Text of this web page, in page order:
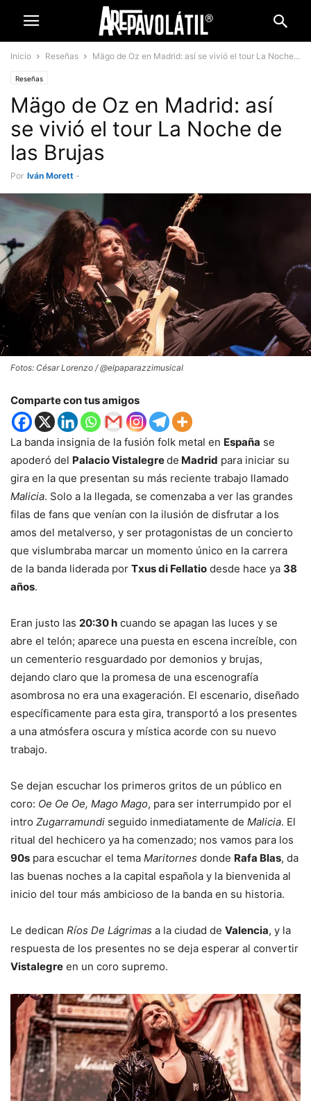
Inicio Reseñas Mägo de Oz en Madrid: así se vivió el tour La Noche...
Reseñas
Mägo de Oz en Madrid: así
se vivió el tour La Noche de
las Brujas
Por Iván Morett -
Fotos: César Lorenzo / @elpaparazzimusical
Comparte con tus amigos
La banda insignia de la fusión folk metal en España se
apoderó del Palacio Vistalegrede Madrid para iniciar su
gira en la que presentan su más reciente trabajo llamado
Malicia. Solo a la llegada, se comenzaba a ver las grandes
filas de fans que venían con la ilusión de disfrutar a los
amos del metalverso, y ser protagonistas de un concierto
que vislumbraba marcar un momento único en la carrera
de la banda liderada por Txus di Fellatio desde hace ya 38
años.
Eran justo las 20:30 h cuando se apagan las luces y se
abre el telón; aparece una puesta en escena increíble, con
un cementerio resguardado por demonios y brujas,
dejando claro que la promesa de una escenografía
asombrosa no era una exageración. El escenario, diseñado
específicamente para esta gira, transportó a los presentes
a una atmósfera oscura y mística acorde con su nuevo
trabajo.
Se dejan escuchar los primeros gritos de un público en
coro: Oe Oe Oe, Mago Mago, para ser interrumpido por el
intro Zugarramundi seguido inmediatamente de Malicia. El
ritual del hechicero ya ha comenzado; nos vamos para los
90s para escuchar el tema Maritornes donde Rafa Blas, da
las buenas noches a la capital española y la bienvenida al
inicio del tour más ambicioso de la banda en su historia.
Le dedican Ríos De Lágrimas a la ciudad de Valencia, y la
respuesta de los presentes no se deja esperar al convertir
Vistalegre en un coro supremo.